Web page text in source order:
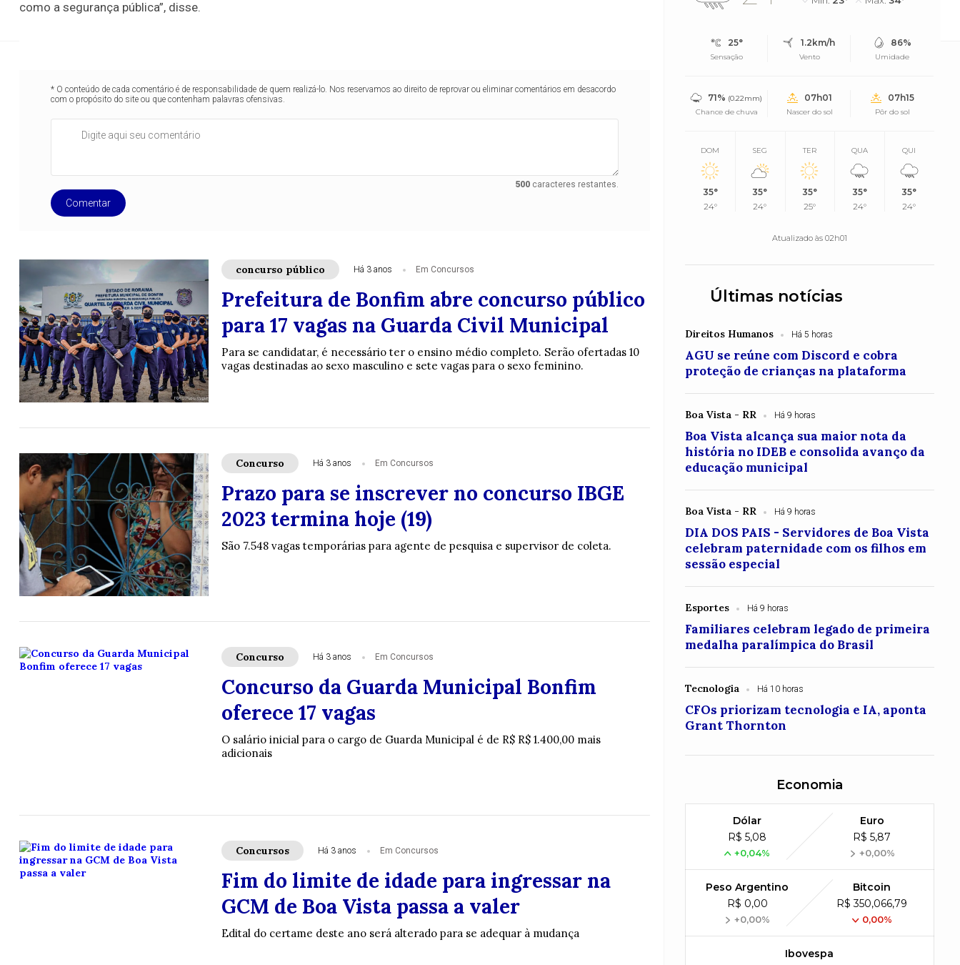
como a segurança pública”, disse.
* O conteúdo de cada comentário é de responsabilidade de quem realizá-lo. Nos reservamos ao direito de reprovar ou eliminar comentários em desacordo
com o propósito do site ou que contenham palavras ofensivas.
500caracteres restantes.
Comentar
concurso público Há 3 anos Em Concursos
Prefeitura de Bonfim abre concurso público
para 17 vagas na Guarda Civil Municipal
Para se candidatar, é necessário ter o ensino médio completo. Serão ofertadas 10
vagas destinadas ao sexo masculino e sete vagas para o sexo feminino.
Concurso Há 3 anos Em Concursos
Prazo para se inscrever no concurso IBGE
2023 termina hoje (19)
São 7.548 vagas temporárias para agente de pesquisa e supervisor de coleta.
Concurso Há 3 anos Em Concursos
Concurso da Guarda Municipal Bonfim
oferece 17 vagas
O salário inicial para o cargo de Guarda Municipal é de R$ R$ 1.400,00 mais
adicionais
Concursos Há 3 anos Em Concursos
Fim do limite de idade para ingressar na
GCM de Boa Vista passa a valer
Edital do certame deste ano será alterado para se adequar à mudança
25°
Sensação
1.2km/h
Vento
86%
Umidade
71% (0.22mm)
Chance de chuva
07h01
Nascer do sol
07h15
Pôr do sol
DOM
35°
24°
SEG
35°
24°
TER
35°
25°
QUA
35°
24°
QUI
35°
24°
Atualizado às 02h01
Últimas notícias
Direitos Humanos Há 5 horas
AGU se reúne com Discord e cobra
proteção de crianças na plataforma
Boa Vista - RR Há 9 horas
Boa Vista alcança sua maior nota da
história no IDEB e consolida avanço da
educação municipal
Boa Vista - RR Há 9 horas
DIA DOS PAIS - Servidores de Boa Vista
celebram paternidade com os filhos em
sessão especial
Esportes Há 9 horas
Familiares celebram legado de primeira
medalha paralímpica do Brasil
Tecnologia Há 10 horas
CFOs priorizam tecnologia e IA, aponta
Grant Thornton
Economia
Dólar
R$ 5,08
+0,04%
Euro
R$ 5,87
+0,00%
Peso Argentino
R$ 0,00
+0,00%
Bitcoin
R$ 350,066,79
0,00%
Ibovespa